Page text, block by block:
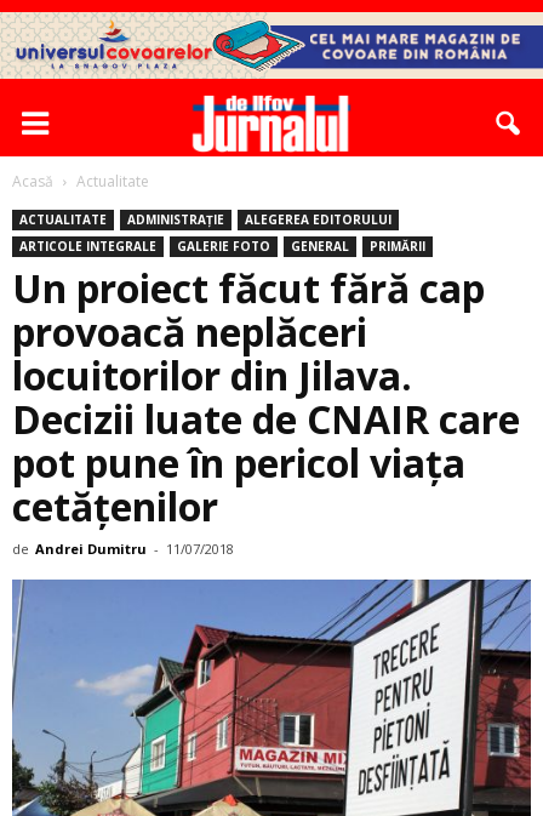
Acasă Actualitate
ACTUALITATE ADMINISTRAȚIE
ALEGEREA EDITORULUI
ARTICOLE INTEGRALE
GALERIE FOTO GENERAL PRIMĂRII
Un proiect făcut fără cap
provoacă neplăceri
locuitorilor din Jilava.
Decizii luate de CNAIR care
pot pune în pericol viaţa
cetăţenilor
de Andrei Dumitru - 11/07/2018